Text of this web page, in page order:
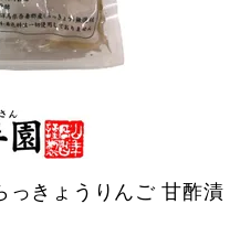
っきょうりんご 甘酢漬